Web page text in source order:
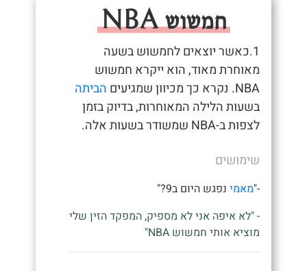
חמשוש NBA
1.כאשר יוצאים לחמשוש בשעה
מאוחרת מאוד, הוא ייקרא חמשוש
NBA. נקרא כך מכיוון שמגיעים
הביתה
בשעות הלילה המאוחרות, בדיוק בזמן
לצפות ב-NBA שמשודר בשעות אלה.
שימושים
-"מאמי נפגש היום ב9?"
- "לא איפה אני לא מספיק, המפקד הזין שלי
מוציא אותי חמשוש NBA"